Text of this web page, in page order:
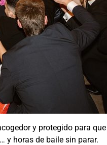
y protegido para
y horas de baile sin parar.